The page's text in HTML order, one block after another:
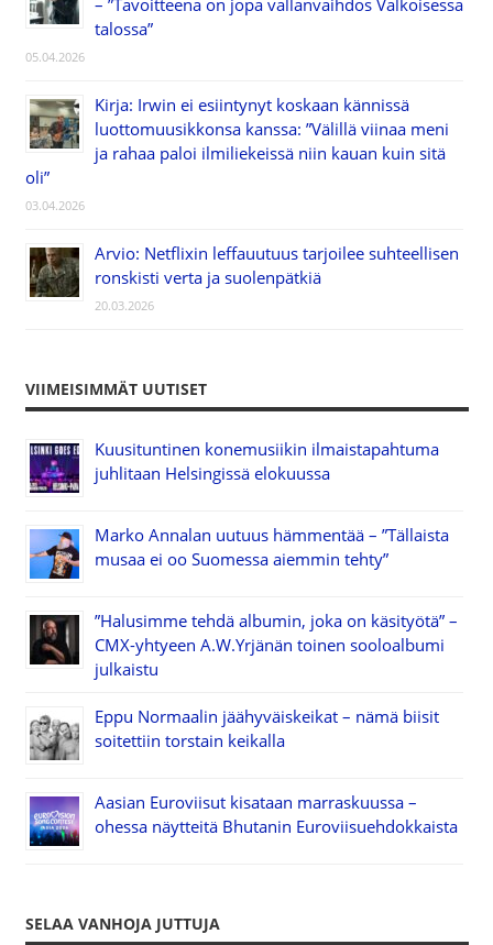
– ”Tavoitteena on jopa vallanvaihdos Valkoisessa
talossa”
05.04.2026
Kirja: Irwin ei esiintynyt koskaan kännissä
luottomuusikkonsa kanssa: ”Välillä viinaa meni
ja rahaa paloi ilmiliekeissä niin kauan kuin sitä
oli”
03.04.2026
Arvio: Netflixin leffauutuus tarjoilee suhteellisen
ronskisti verta ja suolenpätkiä
20.03.2026
VIIMEISIMMÄT UUTISET
Kuusituntinen konemusiikin ilmaistapahtuma
juhlitaan Helsingissä elokuussa
Marko Annalan uutuus hämmentää – ”Tällaista
musaa ei oo Suomessa aiemmin tehty”
”Halusimme tehdä albumin, joka on käsityötä” –
CMX-yhtyeen A.W.Yrjänän toinen sooloalbumi
julkaistu
Eppu Normaalin jäähyväiskeikat – nämä biisit
soitettiin torstain keikalla
Aasian Euroviisut kisataan marraskuussa –
ohessa näytteitä Bhutanin Euroviisuehdokkaista
SELAA VANHOJA JUTTUJA